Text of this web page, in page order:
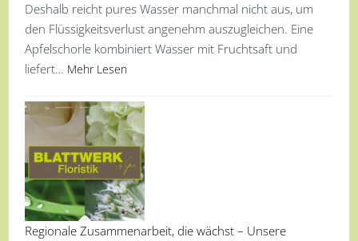
Deshalb reicht pures Wasser manchmal nicht aus, um
den Flüssigkeitsverlust angenehm auszugleichen. Eine
Apfelschorle kombiniert Wasser mit Fruchtsaft und
liefert… Mehr Lesen
Regionale Zusammenarbeit, die wächst – Unsere